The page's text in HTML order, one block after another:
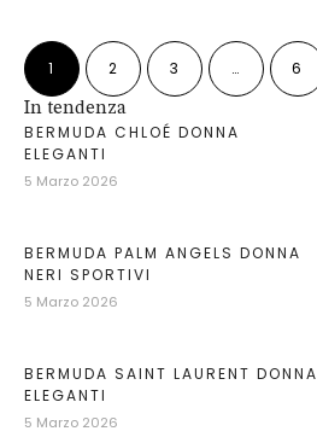
1 2 3 … 6
In tendenza
BERMUDA CHLOÉ DONNA
ELEGANTI
5 Marzo 2026
BERMUDA PALM ANGELS DONNA
NERI SPORTIVI
5 Marzo 2026
BERMUDA SAINT LAURENT DONNA
ELEGANTI
5 Marzo 2026